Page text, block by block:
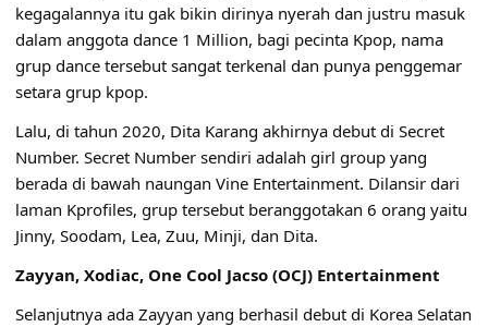
kegagalannya itu gak bikin dirinya nyerah dan justru masuk
dalam anggota dance 1 Million, bagi pecinta Kpop, nama
grup dance tersebut sangat terkenal dan punya penggemar
setara grup kpop.
Lalu, di tahun 2020, Dita Karang akhirnya debut di Secret
Number. Secret Number sendiri adalah girl group yang
berada di bawah naungan Vine Entertainment. Dilansir dari
laman Kprofiles, grup tersebut beranggotakan 6 orang yaitu
Jinny, Soodam, Lea, Zuu, Minji, dan Dita.
Zayyan, Xodiac, One Cool Jacso (OCJ) Entertainment
Selanjutnya ada Zayyan yang berhasil debut di Korea Selatan